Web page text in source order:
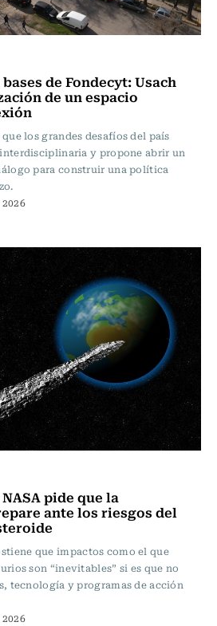
de Fondecyt: Usach
de un espacio
los grandes desafíos del país
y propone abrir un
para construir una política
pide que la
ante los riesgos del
que impactos como el que
son “inevitables” si es que no
tecnología y programas de acción